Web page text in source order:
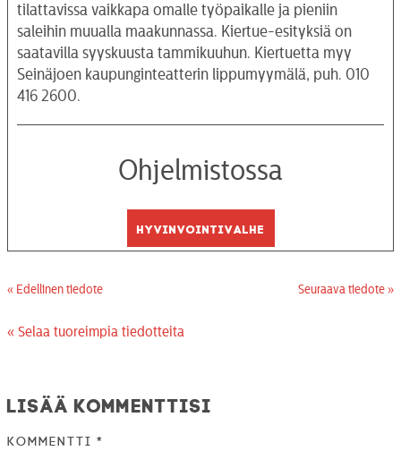
tilattavissa vaikkapa omalle työpaikalle ja pieniin
saleihin muualla maakunnassa. Kiertue-esityksiä on
saatavilla syyskuusta tammikuuhun. Kiertuetta myy
Seinäjoen kaupunginteatterin lippumyymälä, puh. 010
416 2600.
Ohjelmistossa
Hyvinvointivalhe
« Edellinen tiedote Seuraava tiedote »
« Selaa tuoreimpia tiedotteita
Lisää kommenttisi
Kommentti *